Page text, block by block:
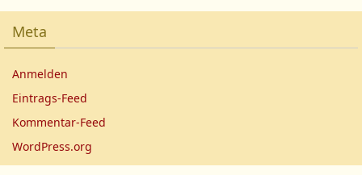
Meta
Anmelden
Eintrags-Feed
Kommentar-Feed
WordPress.org